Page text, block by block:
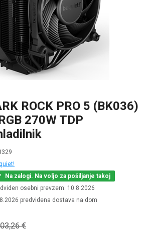
ROCK PRO 5 (BK036)
270W TDP
Na zalogi. Na voljo za pošiljanje takoj
osebni prevzem: 10.8.2026
predvidena dostava na dom
€